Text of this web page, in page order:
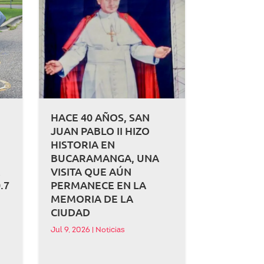
HACE 40 AÑOS, SAN
JUAN PABLO II HIZO
HISTORIA EN
BUCARAMANGA, UNA
VISITA QUE AÚN
PERMANECE EN LA
MEMORIA DE LA
CIUDAD
Jul 9, 2026 Noticias